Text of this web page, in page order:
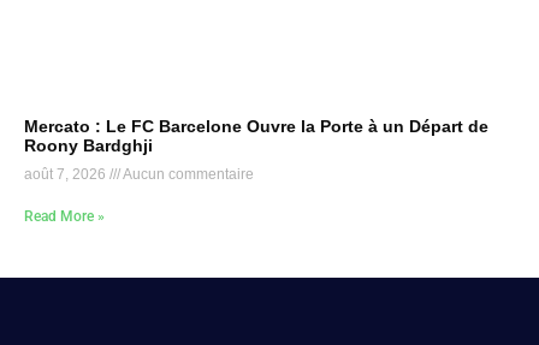
Mercato : Le FC Barcelone Ouvre la Porte à un Départ de
Roony Bardghji
août 7, 2026 Aucun commentaire
Read More »